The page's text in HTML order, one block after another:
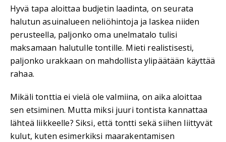
Hyvä tapa aloittaa budjetin laadinta, on seurata
halutun asuinalueen neliöhintoja ja laskea niiden
perusteella, paljonko oma unelmatalo tulisi
maksamaan halutulle tontille. Mieti realistisesti,
paljonko urakkaan on mahdollista ylipäätään käyttää
rahaa.
Mikäli tonttia ei vielä ole valmiina, on aika aloittaa
sen etsiminen. Mutta miksi juuri tontista kannattaa
lähteä liikkeelle? Siksi, että tontti sekä siihen liittyvät
kulut, kuten esimerkiksi maarakentamisen